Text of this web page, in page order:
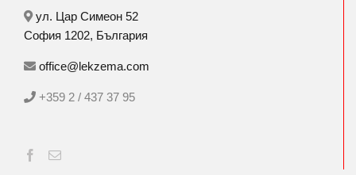
ул. Цар Симеон 52
София 1202, България
office@lekzema.com
+359 2 / 437 37 95